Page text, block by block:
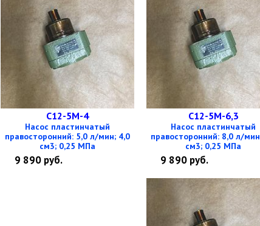
С12-5М-4
Насос пластинчатый
правосторонний: 5,0 л/мин; 4,0
см3; 0,25 МПа
9 890 руб.
С12-5М-6,3
Насос пластинчатый
правосторонний: 8,0 л/
см3; 0,25 МПа
9 890 руб.